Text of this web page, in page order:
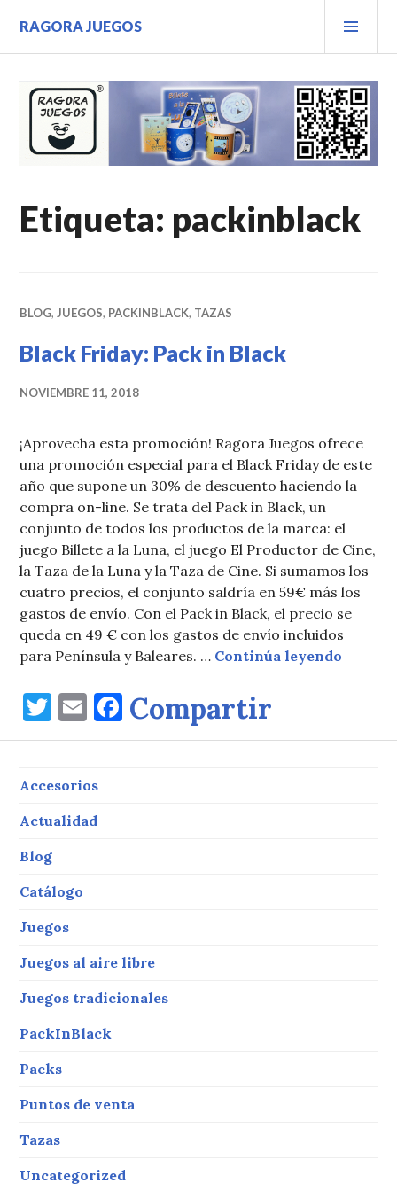
contenido.
RAGORA JUEGOS
Etiqueta: packinblack
BLOG, JUEGOS, PACKINBLACK, TAZAS
Black Friday: Pack in Black
NOVIEMBRE 11, 2018
¡Aprovecha esta promoción! Ragora Juegos ofrece
una promoción especial para el Black Friday de este
año que supone un 30% de descuento haciendo la
compra on-line. Se trata del Pack in Black, un
conjunto de todos los productos de la marca: el
juego Billete a la Luna, el juego El Productor de Cine,
la Taza de la Luna y la Taza de Cine. Si sumamos los
cuatro precios, el conjunto saldría en 59€ más los
gastos de envío. Con el Pack in Black, el precio se
queda en 49 € con los gastos de envío incluidos
para Península y Baleares. … Continúa leyendo
T
w
te
r
E
m
l
F
a
Compartir
Accesorios
Actualidad
Blog
Catálogo
Juegos
Juegos al aire libre
Juegos tradicionales
PackInBlack
Packs
Puntos de venta
Tazas
Uncategorized